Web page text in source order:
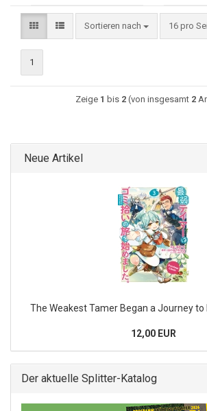
Sortieren nach 16 pro
1
Zeige 1 bis 2 (von insgesamt 2
Neue Artikel
The Weakest Tamer Began a Journey to
12,00 EUR
Der aktuelle Splitter-Katalog